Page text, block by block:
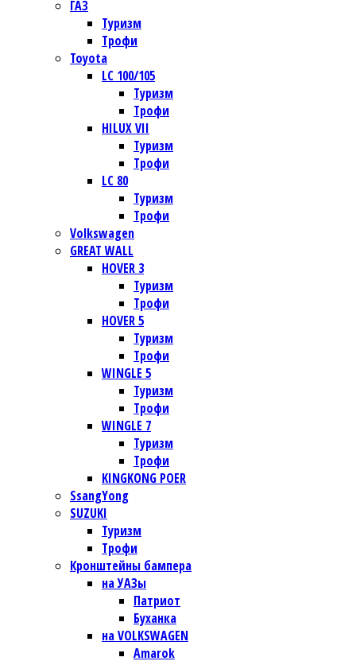
ГАЗ
Туризм
Трофи
Toyota
LC 100/105
Туризм
Трофи
HILUX VII
Туризм
Трофи
LC 80
Туризм
Трофи
Volkswagen
GREAT WALL
HOVER 3
Туризм
Трофи
HOVER 5
Туризм
Трофи
WINGLE 5
Туризм
Трофи
WINGLE 7
Туризм
Трофи
KINGKONG POER
SsangYong
SUZUKI
Туризм
Трофи
Кронштейны бампера
на УАЗы
Патриот
Буханка
на VOLKSWAGEN
Amarok